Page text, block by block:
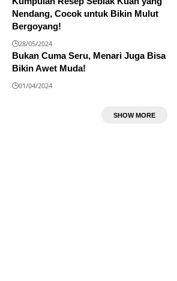
Nendang, Cocok untuk Bikin Mulut
Bergoyang!
28/05/2024
Bukan Cuma Seru, Menari Juga Bisa
Bikin Awet Muda!
01/04/2024
SHOW MORE